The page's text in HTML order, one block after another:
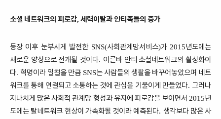
소셜 네트워크의 피로감,세력이탈과 안티족들의 증가
등장 이후 눈부시게 발전한 SNS(사회관계망서비스)가 2015년도에는
새로운 양상으로 전개될 것이다. 이른바 안티 소셜네트워크의 활성화이
다.혁명이라 일컬을 만큼 SNS는 사람들의 생활을 바꾸어놓았으며 네트
워크를 통해 연결되고 소통하는 것에 관심을 기울이게 만들었다. 그러나
지나치게 많은 사회적 관계망 형성과 유지에 피로감을 보이면서 2015년
도에는 탈네트워크 현상이 가속화될 것이라 예측된다. 생각보다 많은 사